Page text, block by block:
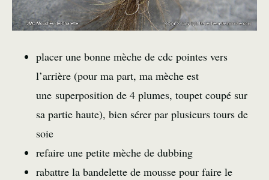
placer une bonne mèche de cdc pointes vers
l’arrière (pour ma part, ma mèche est
une superposition de 4 plumes, toupet coupé sur
sa partie haute), bien sérer par plusieurs tours de
soie
refaire une petite mèche de dubbing
rabattre la bandelette de mousse pour faire le